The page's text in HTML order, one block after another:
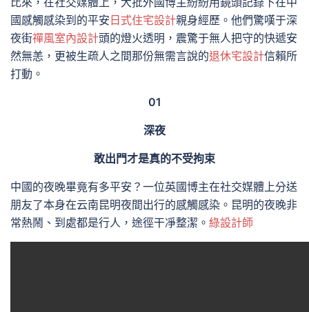
國感觸感染到的平安 日式住宅設計親身經歷。他們驚嘆于深
夜街禪風室內設計頭的燈火透明，震驚于無人把守的快遞安
然無恙，更被生疏人之間那份無需言說的退休宅設計信賴所
打動。
01
深夜
敢出門才是真的不受拘束
中國的夜晚畢竟有多平安？一位英國博主在社交媒體上分送
朋友了本身在云南昆明夜間出行的感觸感染。昆明的夜晚非
常熱鬧、到處都是行人，途徑干凈整潔。 綠設計師